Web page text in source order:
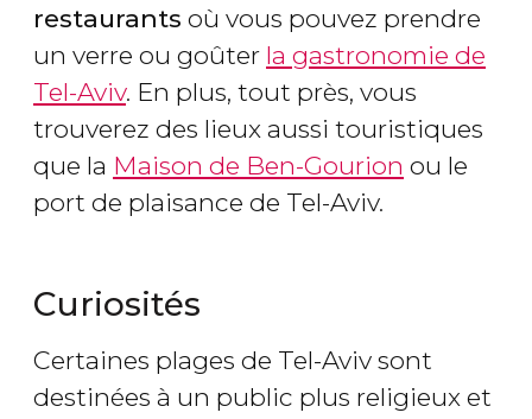
restaurants où vous pouvez prendre
un verre ou goûter la gastronomie de
Tel-Aviv. En plus, tout près, vous
trouverez des lieux aussi touristiques
que la Maison de Ben-Gourion ou le
port de plaisance de Tel-Aviv.
Curiosités
Certaines plages de Tel-Aviv sont
destinées à un public plus religieux et